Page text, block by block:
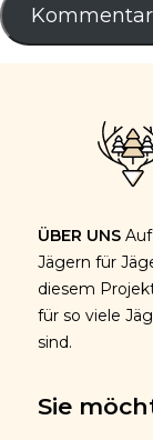
ÜBER UNS
Jägern für
diesem
für so viele
sind.
Sie